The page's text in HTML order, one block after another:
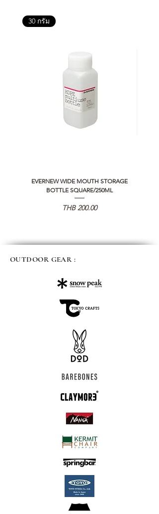
30 กรัม
EVERNEW WIDE MOUTH STORAGE
BOTTLE SQUARE/250ML
가격
THB 200.00
OUTDOOR GEAR :